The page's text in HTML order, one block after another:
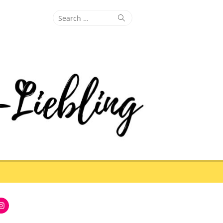
Search
Search
Instagram